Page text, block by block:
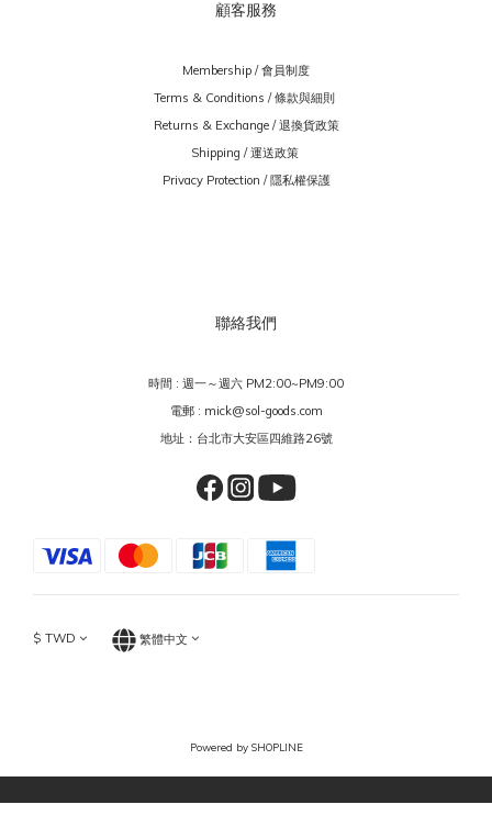
顧客服務
Membership / 會員制度
Terms & Conditions / 條款與細則
Returns & Exchange / 退換貨政策
Shipping / 運送政策
Privacy Protection / 隱私權保護
聯絡我們
時間 : 週一～週六 PM2:00~PM9:00
電郵 : mick@sol-goods.com
地址：台北市大安區四維路26號
$ TWD 繁體中文
Powered by SHOPLINE